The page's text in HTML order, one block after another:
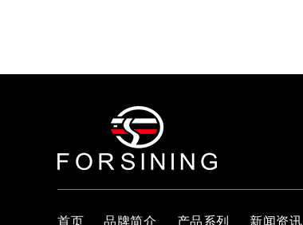
首页 品牌简介 产品系列 新闻资讯